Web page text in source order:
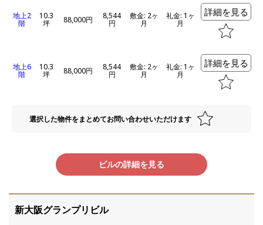
地上2
階
10.3
坪 88,000円 8,544
円
敷金: 2ヶ
月
礼金: 1ヶ
月
詳細を見る
地上6
階
10.3
坪 88,000円 8,544
円
敷金: 2ヶ
月
礼金: 1ヶ
月
詳細を見る
選択した物件をまとめてお問い合わせいただけます
ビルの詳細を見る
新大阪グランプリビル